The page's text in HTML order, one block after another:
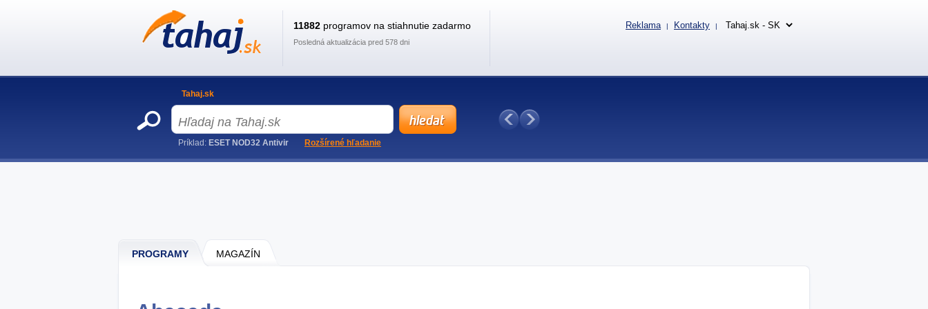
PROGRAMY MAGAZÍN
11882 programov na stiahnutie zadarmo
Posledná aktualizácia pred 578 dni
Reklama | Kontakty |
Tahaj.sk
Príklad: ESET NOD32 Antivir Rozšírené hľadanie